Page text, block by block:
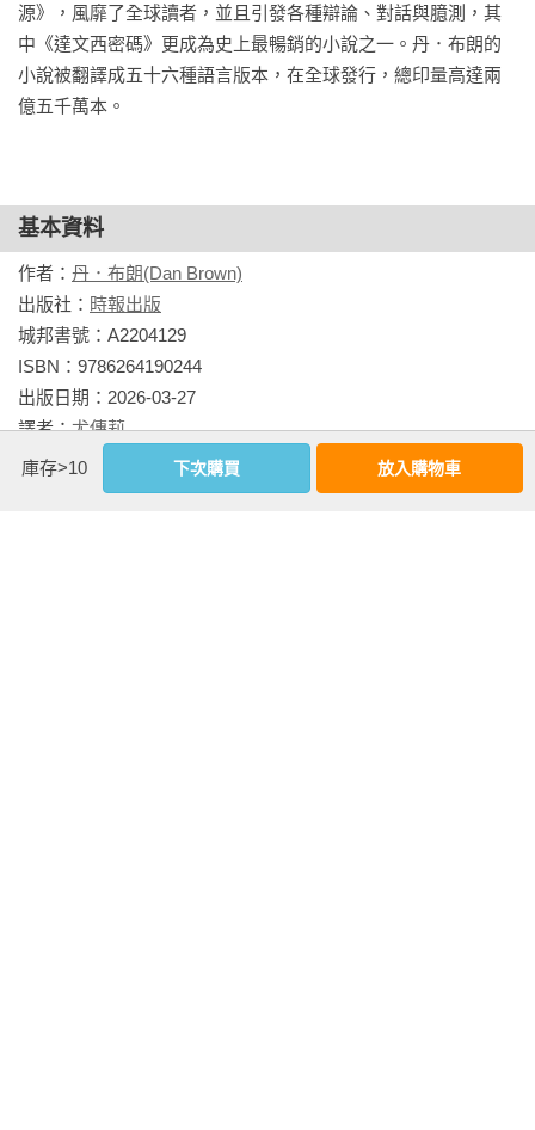
置站著一個缺了牙的老人。那老人往下凝視著他，彎起雙唇露
出一個孤寂的鬼魅面容。然後他發出一聲極度痛苦的吶喊，響
徹沙漠。
「喂？」
「我要找羅柏‧蘭登，」一個男人的聲音說。
蘭登在空蕩蕩的床上坐起身，想讓自己的腦袋清醒過來。
上午五點十八分。
「我得立刻見你。」
源》，風靡了全球讀者，並且引發各種辯論、對話與臆測，其
中《達文西密碼》更成為史上最暢銷的小說之一。丹．布朗的
小說被翻譯成五十六種語言版本，在全球發行，總印量高達兩
億五千萬本。
基本資料
作者： 丹．布朗(Dan Brown)
出版社： 時報出版
城邦書號：A2204129
ISBN：9786264190244
出版日期：2026-03-27
譯者：尤傳莉
書系：PEOPLE
規格：平裝 / 黑白 / 624頁 / 14.8cm×21cm
庫存>10 下次購買 放入購物車